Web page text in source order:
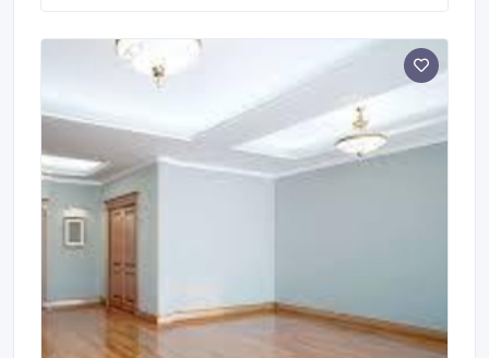
реализации проектов по установке геотермального
отопления.